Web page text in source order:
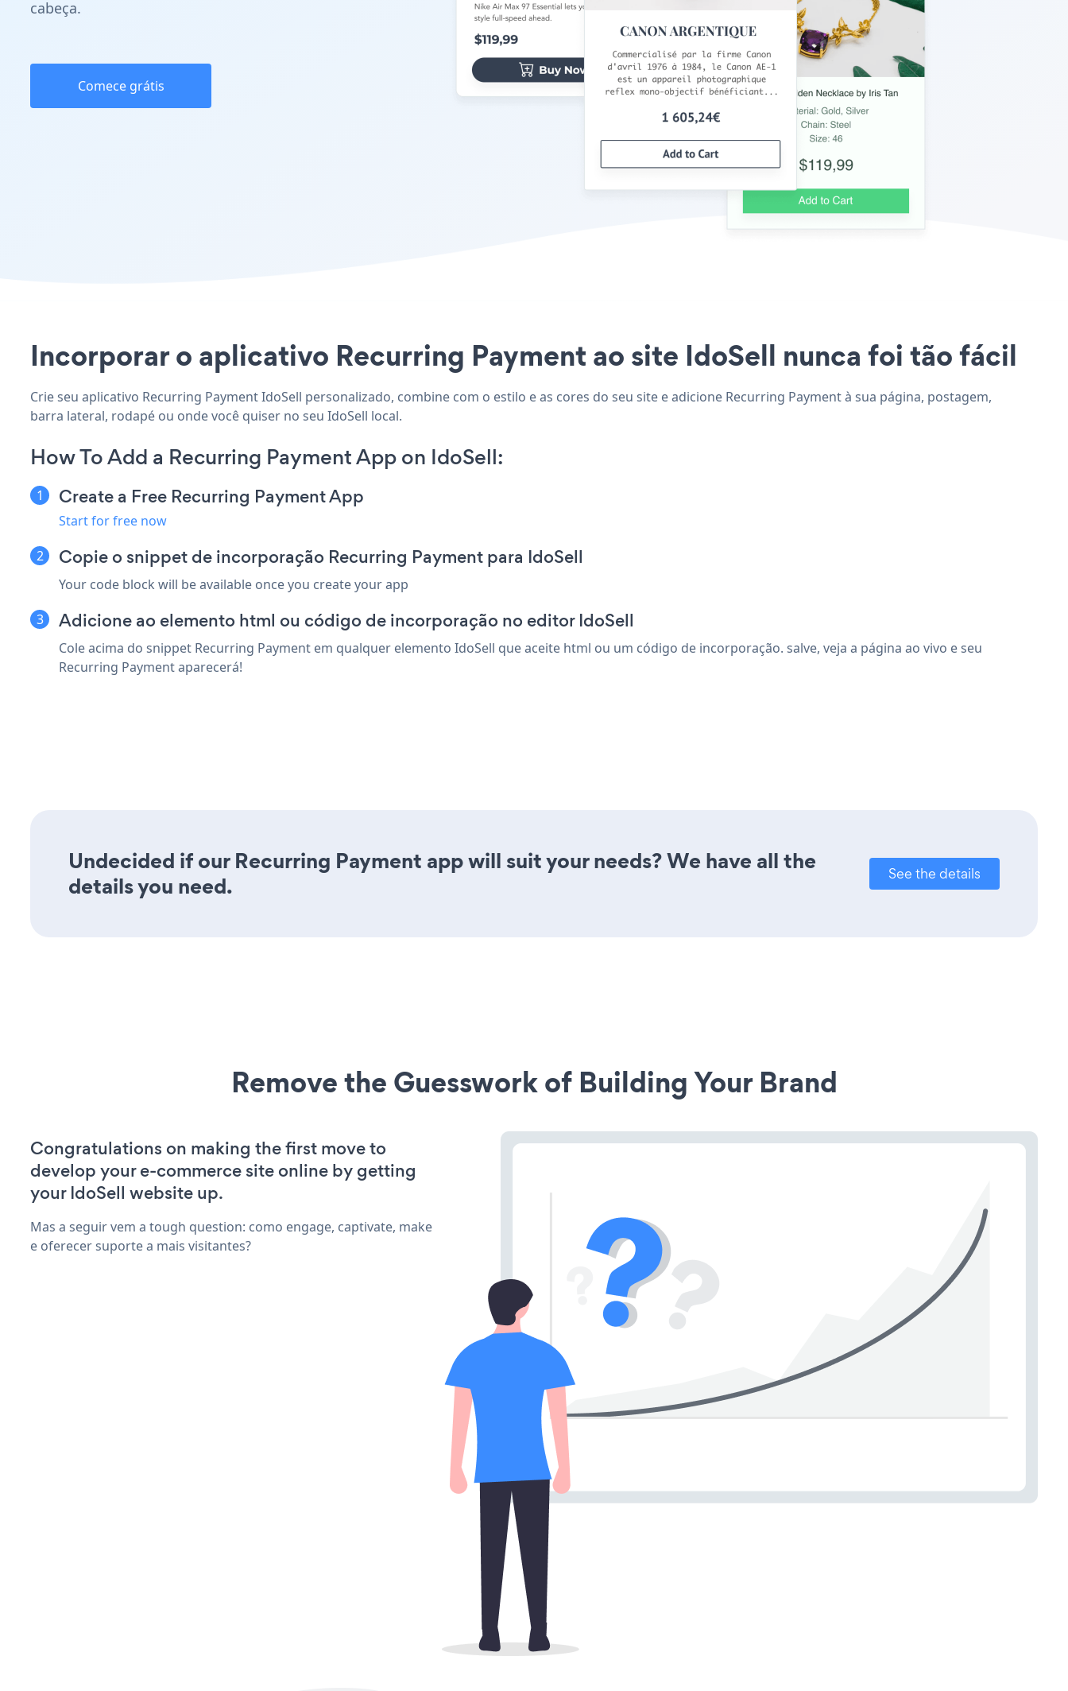
cabeça.
Comece grátis
Incorporar o aplicativo Recurring Payment ao site IdoSell nunca foi tão fácil
Crie seu aplicativo Recurring Payment IdoSell personalizado, combine com o estilo e as cores do seu site e adicione Recurring Payment à sua página, postagem,
barra lateral, rodapé ou onde você quiser no seu IdoSell local.
How To Add a Recurring Payment App on IdoSell:
Create a Free Recurring Payment App
Start for free now
Copie o snippet de incorporação Recurring Payment para IdoSell
Your code block will be available once you create your app
Adicione ao elemento html ou código de incorporação no editor IdoSell
Cole acima do snippet Recurring Payment em qualquer elemento IdoSell que aceite html ou um código de incorporação. salve, veja a página ao vivo e seu
Recurring Payment aparecerá!
Undecided if our Recurring Payment app will suit your needs? We have all the
details you need.
See the details
Remove the Guesswork of Building Your Brand
Congratulations on making the first move to
develop your e-commerce site online by getting
your IdoSell website up.
Mas a seguir vem a tough question: como engage, captivate, make
e oferecer suporte a mais visitantes?